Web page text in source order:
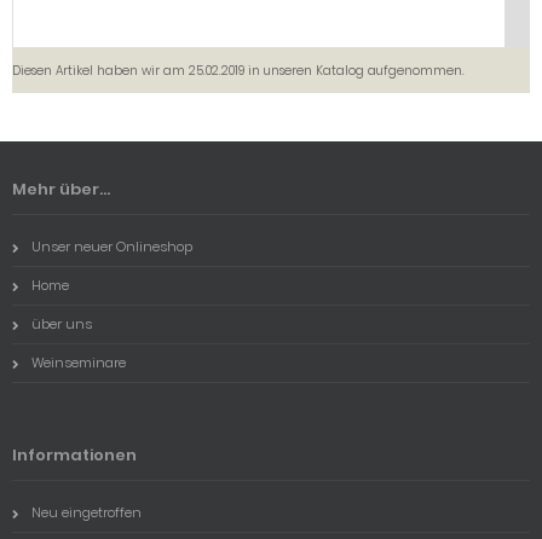
Diesen Artikel haben wir am 25.02.2019 in unseren Katalog aufgenommen.
Mehr über...
Unser neuer Onlineshop
Home
über uns
Weinseminare
Informationen
Neu eingetroffen